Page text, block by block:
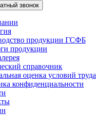
продукции ГСФБ
продукции
справочник
оценка условий труда
конфиденциальности